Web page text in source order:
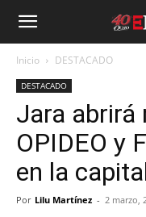
Inicio DESTACADO
DESTACADO
Jara abrirá
OPIDEO y
en la
Por Lilu Martínez - 2 marzo,